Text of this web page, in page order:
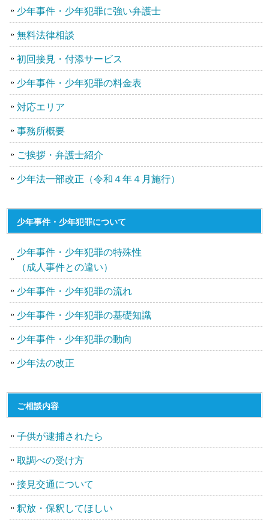
少年事件・少年犯罪に強い弁護士
無料法律相談
初回接見・付添サービス
少年事件・少年犯罪の料金表
対応エリア
事務所概要
ご挨拶・弁護士紹介
少年法一部改正（令和４年４月施行）
少年事件・少年犯罪について
少年事件・少年犯罪の特殊性
（成人事件との違い）
少年事件・少年犯罪の流れ
少年事件・少年犯罪の基礎知識
少年事件・少年犯罪の動向
少年法の改正
ご相談内容
子供が逮捕されたら
取調べの受け方
接見交通について
釈放・保釈してほしい